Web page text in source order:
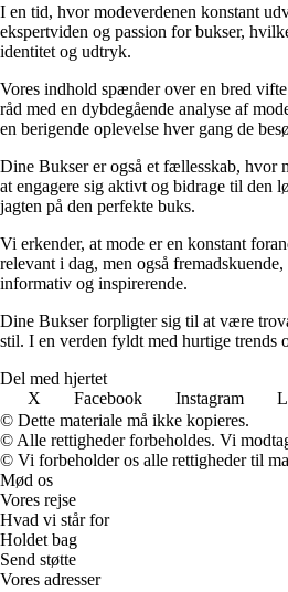
I en tid, hvor modeverdenen konstant
ekspertviden og passion for bukser,
identitet og udtryk.
Vores indhold spænder over en bred
råd med en dybdegående analyse af
en berigende oplevelse hver gang de
Dine Bukser er også et fællesskab, hvor
at engagere sig aktivt og bidrage til den
jagten på den perfekte buks.
Vi erkender, at mode er en konstant
relevant i dag, men også
informativ og inspirerende.
Dine Bukser forpligter sig til at være
stil. I en verden fyldt med hurtige trends
Del med hjertet
X
Facebook Instagram
© Dette materiale må ikke kopieres.
© Alle rettigheder forbeholdes. Vi
© Vi forbeholder os alle rettigheder til
Mød os
Vores rejse
Hvad vi står for
Holdet bag
Send støtte
Vores adresser